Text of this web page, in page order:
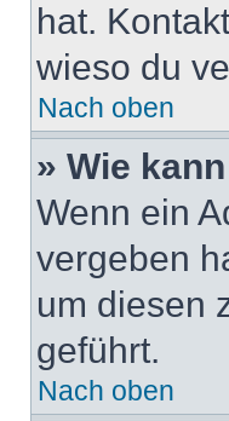
hat.
wieso du
Nach oben
» Wie
Wenn ein
vergeben
um diesen
geführt.
Nach oben